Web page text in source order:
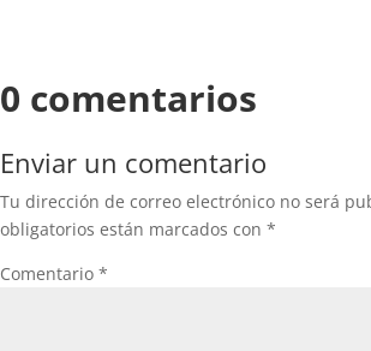
0 comentarios
Enviar un comentario
Tu dirección de correo electrónico no será
obligatorios están marcados con *
Comentario *